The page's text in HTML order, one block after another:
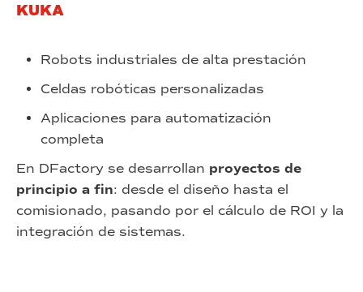
KUKA
Robots industriales de alta prestación
Celdas robóticas personalizadas
Aplicaciones para automatización
completa
En DFactory se desarrollan proyectos de
principio a fin: desde el diseño hasta el
comisionado, pasando por el cálculo de ROI y la
integración de sistemas.